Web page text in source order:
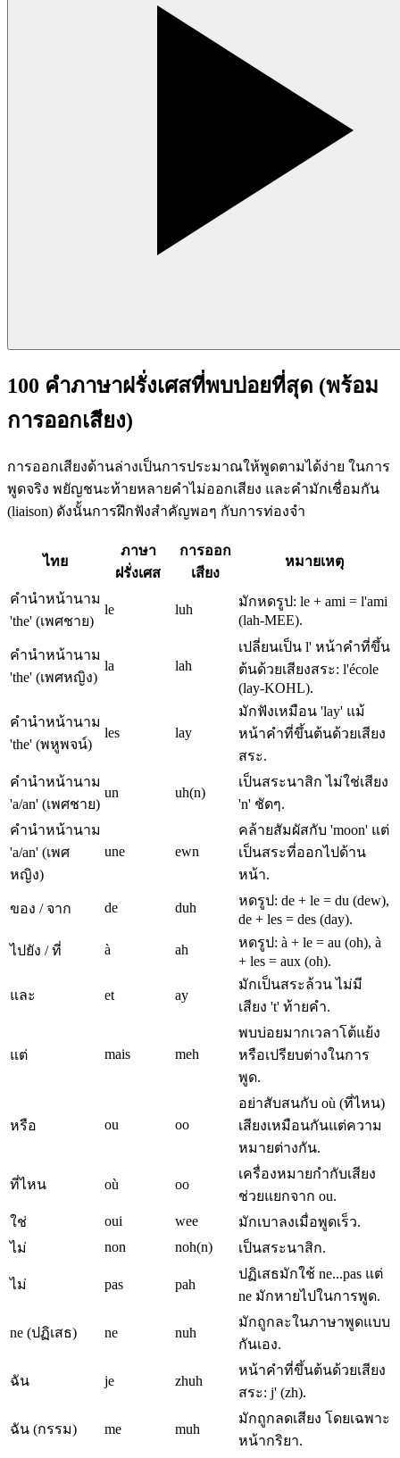
100 คำภาษาฝรั่งเศสที่พบบ่อยที่สุด (พร้อม
การออกเสียง)
การออกเสียงด้านล่างเป็นการประมาณให้พูดตามได้ง่าย ในการ
พูดจริง พยัญชนะท้ายหลายคำไม่ออกเสียง และคำมักเชื่อมกัน
(liaison) ดังนั้นการฝึกฟังสำคัญพอๆ กับการท่องจำ
ไทย
ภาษา
ฝรั่งเศส
การออก
เสียง
หมายเหตุ
คำนำหน้านาม
'the' (เพศชาย)
le luh
มักหดรูป: le + ami = l'ami
(lah-MEE).
คำนำหน้านาม
'the' (เพศหญิง)
la lah
เปลี่ยนเป็น l' หน้าคำที่ขึ้น
ต้นด้วยเสียงสระ: l'école
(lay-KOHL).
คำนำหน้านาม
'the' (พหูพจน์)
les lay
มักฟังเหมือน 'lay' แม้
หน้าคำที่ขึ้นต้นด้วยเสียง
สระ.
คำนำหน้านาม
'a/an' (เพศชาย)
un uh(n)
เป็นสระนาสิก ไม่ใช่เสียง
'n' ชัดๆ.
คำนำหน้านาม
'a/an' (เพศ
หญิง)
une ewn
คล้ายสัมผัสกับ 'moon' แต่
เป็นสระที่ออกไปด้าน
หน้า.
ของ / จาก de duh
หดรูป: de + le = du (dew),
de + les = des (day).
ไปยัง / ที่ à ah
หดรูป: à + le = au (oh), à
+ les = aux (oh).
และ et ay
มักเป็นสระล้วน ไม่มี
เสียง 't' ท้ายคำ.
แต่ mais meh
พบบ่อยมากเวลาโต้แย้ง
หรือเปรียบต่างในการ
พูด.
หรือ ou oo
อย่าสับสนกับ où (ที่ไหน)
เสียงเหมือนกันแต่ความ
หมายต่างกัน.
ที่ไหน où oo
เครื่องหมายกำกับเสียง
ช่วยแยกจาก ou.
ใช่
oui wee
มักเบาลงเมื่อพูดเร็ว.
ไม่
non noh(n) เป็นสระนาสิก.
ไม่ pas pah
ปฏิเสธมักใช้ ne...pas แต่
ne มักหายไปในการพูด.
ne (ปฏิเสธ) ne nuh
มักถูกละในภาษาพูดแบบ
กันเอง.
ฉัน je zhuh
หน้าคำที่ขึ้นต้นด้วยเสียง
สระ: j' (zh).
ฉัน (กรรม) me muh
มักถูกลดเสียง โดยเฉพาะ
หน้ากริยา.